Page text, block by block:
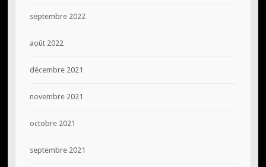
septembre 2022
août 2022
décembre 2021
novembre 2021
octobre 2021
septembre 2021